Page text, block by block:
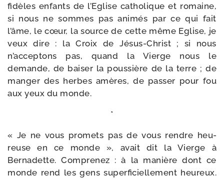
fidèles enfants de l’Eglise catho­lique et romaine,
si nous ne sommes pas ani­més par ce qui fait
l’âme, le cœur, la source de cette même Eglise, je
veux dire : la Croix de Jésus-​Christ ; si nous
n’acceptons pas, quand la Vierge nous le
demande, de bai­ser la pous­sière de la terre ; de
man­ger des herbes amères, de pas­ser pour fou
aux yeux du monde.
*
« Je ne vous pro­mets pas de vous rendre heu­
reuse en ce monde », avait dit la Vierge à
Bernadette. Comprenez : à la manière dont ce
monde rend les gens super­fi­ciel­le­ment heu­reux.